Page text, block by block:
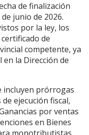
de finalización
junio de 2026.
por la ley, los
de
competente, ya
la Dirección de
incluyen prórrogas
ejecución fiscal,
por ventas
en Bienes